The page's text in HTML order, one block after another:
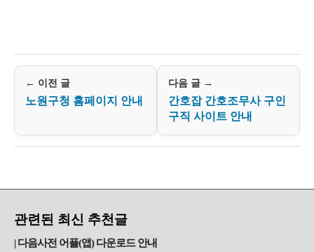
← 이전 글
노원구청 홈페이지 안내
다음 글 →
간호잡 간호조무사 구인
구직 사이트 안내
관련된 최신 추천글
다음사전 어플(앱) 다운로드 안내